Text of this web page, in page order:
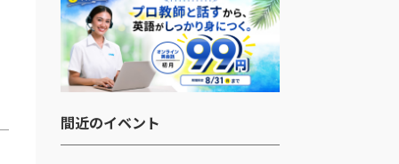
間近のイベント​